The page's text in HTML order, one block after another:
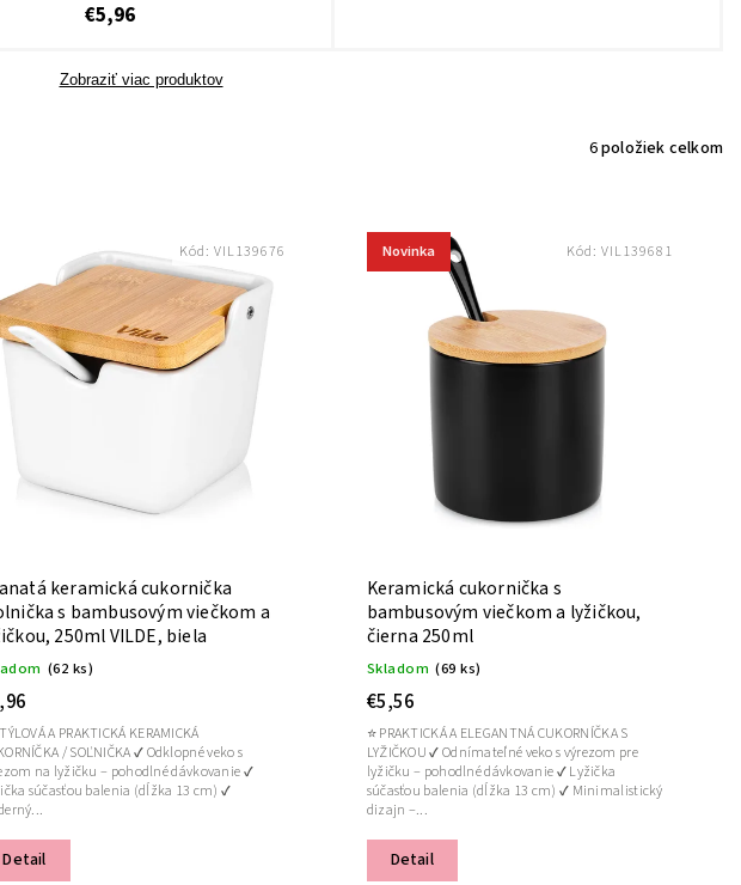
€5,96
Zobraziť viac produktov
6položiek celkom
keramická cukornička
s bambusovým viečkom a
250ml VILDE, biela
(62 ks)
Detail
A PRAKTICKÁ KERAMICKÁ
/ SOĽNIČKA ✔ Odklopné veko s
na lyžičku – pohodlné dávkovanie ✔
súčasťou balenia (dĺžka 13 cm) ✔
Kód: VIL139676 Novinka
Keramická cukornička s
bambusovým viečkom a lyžičkou,
čierna 250ml
Skladom (69 ks)
€5,56
Detail
⭐ PRAKTICKÁ A ELEGANTNÁ CUKORNÍČKA S
LYŽIČKOU ✔ Odnímateľné veko s výrezom pre
lyžičku – pohodlné dávkovanie ✔ Lyžička
súčasťou balenia (dĺžka 13 cm) ✔ Minimalistický
dizajn –...
Kód: VIL139681